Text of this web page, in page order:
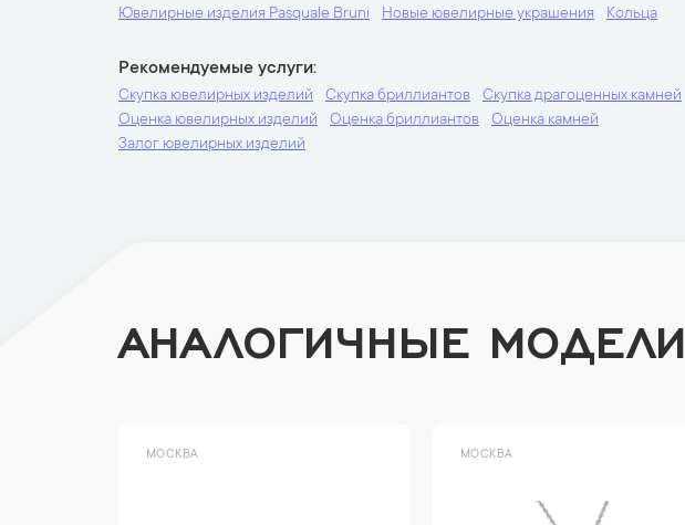
Ювелирные изделия Pasquale Bruni Новые ювелирные украшения Кольца
Рекомендуемые услуги
Скупка ювелирных изделий Скупка бриллиантов
Скупка драгоценных камней
Оценка ювелирных изделий
Оценка бриллиантов
Оценка камней
Залог ювелирных изделий
АНАЛОГИЧНЫЕ МОДЕЛИ
МОСКВА МОСКВА